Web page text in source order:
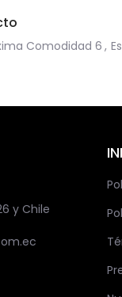
Comodidad 6 ,
y Chile